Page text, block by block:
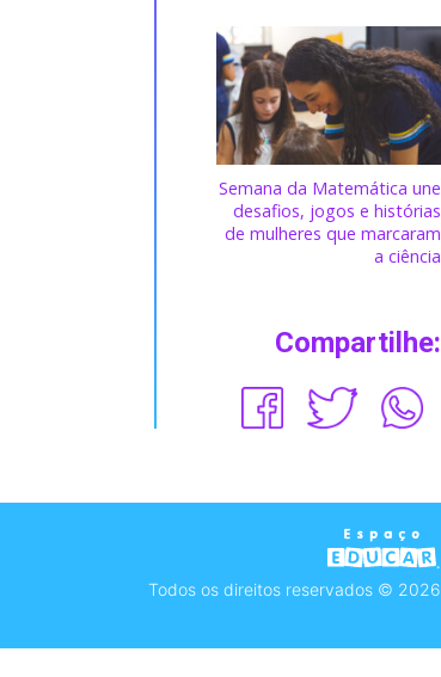
Semana da Matemática une
desafios, jogos e histórias
de mulheres que marcaram
a ciência
Compartilhe:
Todos os direitos reservados © 2026